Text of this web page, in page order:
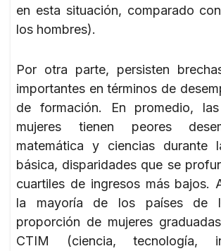
en esta situación, comparado
los hombres).
Por otra parte, persisten
importantes en términos de
de formación. En promedio,
mujeres tienen peores
matemática y ciencias durante
básica, disparidades que se
cuartiles de ingresos más bajos.
la mayoría de los países de
proporción de mujeres
CTIM (ciencia, tecnología,